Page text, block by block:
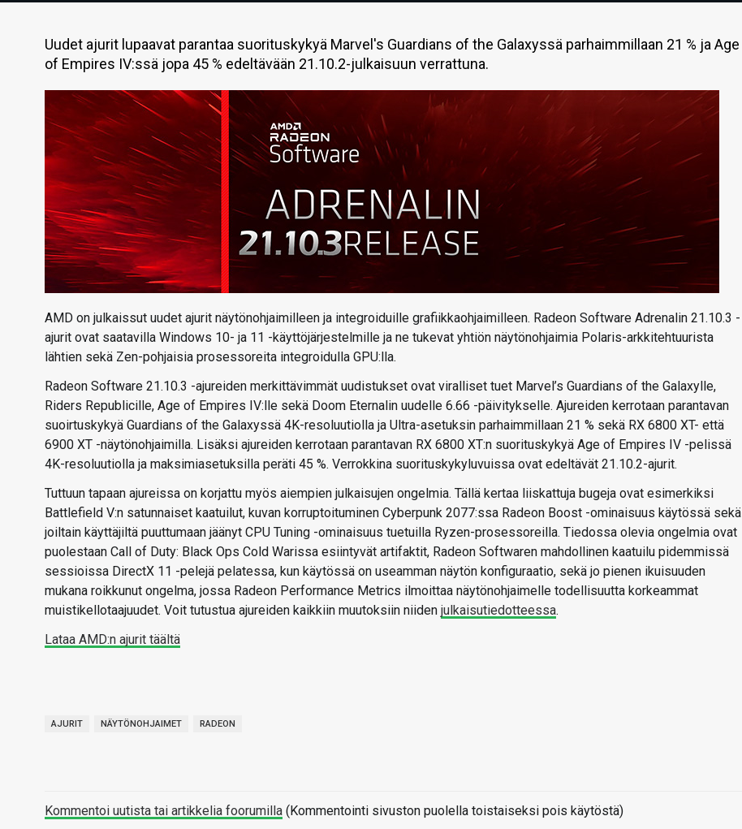
Uudet ajurit lupaavat parantaa suorituskykyä Marvel's Guardians of the Galaxyssä parhaimmillaan 21 % ja Age
of Empires IV:ssä jopa 45 % edeltävään 21.10.2-julkaisuun verrattuna.
AMD on julkaissut uudet ajurit näytönohjaimilleen ja integroiduille grafiikkaohjaimilleen. Radeon Software Adrenalin 21.10.3 -
ajurit ovat saatavilla Windows 10- ja 11 -käyttöjärjestelmille ja ne tukevat yhtiön näytönohjaimia Polaris-arkkitehtuurista
lähtien sekä Zen-pohjaisia prosessoreita integroidulla GPU:lla.
Radeon Software 21.10.3 -ajureiden merkittävimmät uudistukset ovat viralliset tuet Marvel’s Guardians of the Galaxylle,
Riders Republicille, Age of Empires IV:lle sekä Doom Eternalin uudelle 6.66 -päivitykselle. Ajureiden kerrotaan parantavan
suoirtuskykyä Guardians of the Galaxyssä 4K-resoluutiolla ja Ultra-asetuksin parhaimmillaan 21 % sekä RX 6800 XT- että
6900 XT -näytönohjaimilla. Lisäksi ajureiden kerrotaan parantavan RX 6800 XT:n suorituskykyä Age of Empires IV -pelissä
4K-resoluutiolla ja maksimiasetuksilla peräti 45 %. Verrokkina suorituskykyluvuissa ovat edeltävät 21.10.2-ajurit.
Tuttuun tapaan ajureissa on korjattu myös aiempien julkaisujen ongelmia. Tällä kertaa liiskattuja bugeja ovat esimerkiksi
Battlefield V:n satunnaiset kaatuilut, kuvan korruptoituminen Cyberpunk 2077:ssa Radeon Boost -ominaisuus käytössä sekä
joiltain käyttäjiltä puuttumaan jäänyt CPU Tuning -ominaisuus tuetuilla Ryzen-prosessoreilla. Tiedossa olevia ongelmia ovat
puolestaan Call of Duty: Black Ops Cold Warissa esiintyvät artifaktit, Radeon Softwaren mahdollinen kaatuilu pidemmissä
sessioissa DirectX 11 -pelejä pelatessa, kun käytössä on useamman näytön konfiguraatio, sekä jo pienen ikuisuuden
mukana roikkunut ongelma, jossa Radeon Performance Metrics ilmoittaa näytönohjaimelle todellisuutta korkeammat
muistikellotaajuudet. Voit tutustua ajureiden kaikkiin muutoksiin niiden julkaisutiedotteessa.
Lataa AMD:n ajurit täältä
AJURIT NÄYTÖNOHJAIMET RADEON
Kommentoi uutista tai artikkelia foorumilla (Kommentointi sivuston puolella toistaiseksi pois käytöstä)